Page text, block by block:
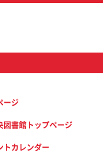
ージ
図書館トップページ
トカレンダー